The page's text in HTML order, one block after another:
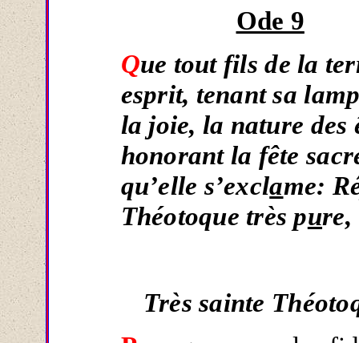
Ode 9
Que tout fils de la
esprit, tenant sa
la joie, la nature des
honorant la fête
qu’elle s’exclame:
Théotoque très pure,
Très sainte